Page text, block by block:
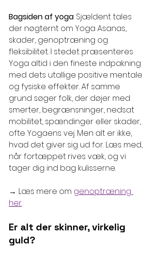
Bagsiden af yoga: Sjældent tales
der nøgternt om Yoga Asanas,
skader, genoptræning og
fleksibilitet. I stedet præsenteres
Yoga altid i den fineste indpakning
med dets utallige positive mentale
og fysiske effekter. Af samme
grund søger folk, der døjer med
smerter, begrænsninger, nedsat
mobilitet, spændinger eller skader,
ofte Yogaens vej. Men alt er ikke,
hvad det giver sig ud for. Læs med,
når fortæppet rives væk, og vi
tager dig ind bag kulisserne.
→ Læs mere om genoptræning
her.
Er alt der skinner, virkelig
guld?